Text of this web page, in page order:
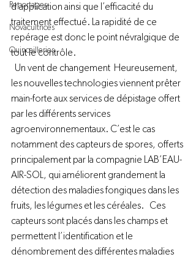
Reportages
Novacultrices
Quincailleries
d’application ainsi que l’efficacité du
traitement effectué. La rapidité de ce
repérage est donc le point névralgique de
tout le contrôle.
les nouvelles technologies viennent prêter
main-forte aux services de dépistage offert
par les différents services
agroenvironnementaux. C’est le cas
notamment des capteurs de spores, offerts
principalement par la compagnie LAB’EAU-
AIR-SOL, qui améliorent grandement la
détection des maladies fongiques dans les
fruits, les légumes et les céréales.   Ces
capteurs sont placés dans les champs et
permettent l’identification et le
dénombrement des différentes maladies